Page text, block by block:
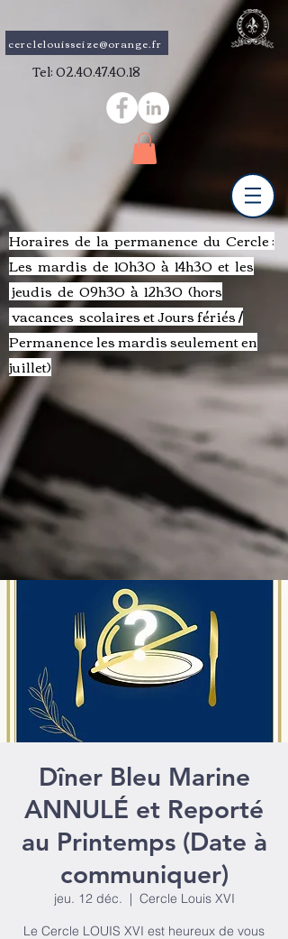
cerclelouisseize@orange.fr
Tel:02.40.47.40.18
Horaires de la permanence du Cercle :
Les mardis de 10h30 à 14h30 et les
jeudis de 09h30 à 12h30 (hors
vacances scolaires et Jours fériés /
Permanence les mardisseulementen
juillet)
Dîner Bleu Marine
ANNULÉ et Reporté
au Printemps (Date à
communiquer)
jeu. 12 déc.
  |
Cercle Louis XVI
Le Cercle LOUIS XVI est heureux de vous